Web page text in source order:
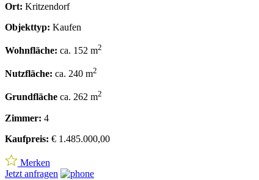
Ort: Kritzendorf
Objekttyp: Kaufen
Wohnfläche: ca. 152 m2
Nutzfläche: ca. 240 m2
Grundfläche ca. 262 m2
Zimmer: 4
Kaufpreis: € 1.485.000,00
Merken
Jetzt anfragen